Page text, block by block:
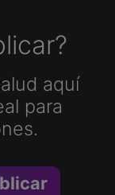
aquí
para